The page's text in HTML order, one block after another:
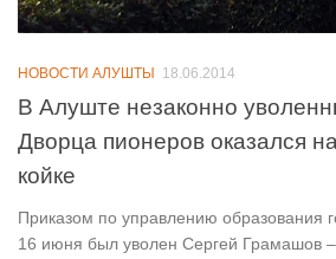
НОВОСТИ АЛУШТЫ 18.06.2014
В Алуште незаконно
Дворца пионеров оказался
койке
Приказом по управлению образования
16 июня был уволен Сергей Грамашов